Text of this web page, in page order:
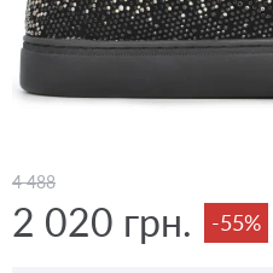
4 488
2 020 грн. -55%